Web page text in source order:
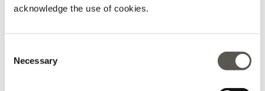
acknowledge the use of cookies.
Selection
Necessary
2024-06-08